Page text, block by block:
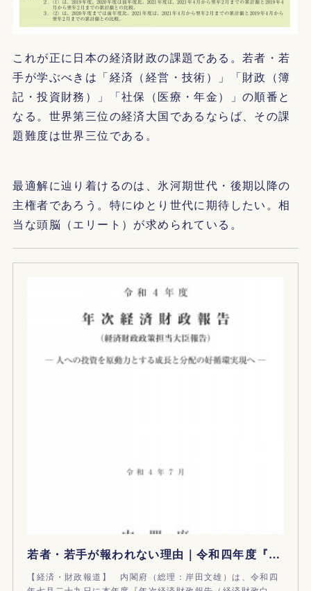
これが正に日本の経済財政の課題である。若者・若
手が学ぶべきは「経済（経営・技術）」「財政（簿
記・投資財務）」「社保（医療・年金）」の順番と
なる。世界第三位の経済大国であるならば、その課
題難度は世界三位である。
最適解に辿り着けるのは、氷河期世代・後期以降の
主権者であろう。特にゆとり世代に期待したい。相
当な頭脳（エリート）が求められている。
若者・若手が報われない理由｜令和四年度『年次経済財政報告（経済財政白書）』
【経済・財政報道】 内閣府（総理：岸田文雄）は、令和四